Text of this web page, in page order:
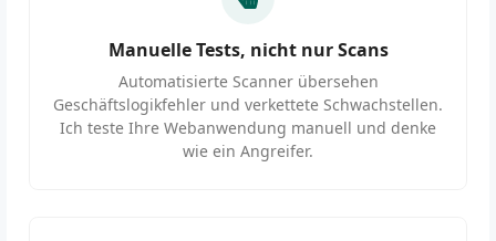
Manuelle Tests, nicht nur Scans
Automatisierte Scanner übersehen
Geschäftslogikfehler und verkettete Schwachstellen.
Ich teste Ihre Webanwendung manuell und denke
wie ein Angreifer.